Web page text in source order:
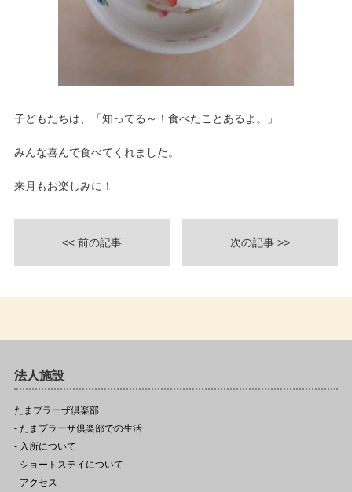
子どもたちは、「知ってる～！食べたことあるよ。」
みんな喜んで食べてくれました。
来月もお楽しみに！
<< 前の記事 次の記事 >>
法人施設
たまプラーザ倶楽部
- たまプラーザ倶楽部での生活
- 入所について
- ショートステイについて
- アクセス